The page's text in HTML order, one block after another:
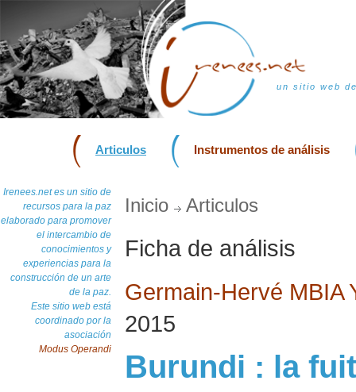
un sitio web
Articulos Instrumentos de análisis
Irenees.net es un sitio de
recursos para la paz
elaborado para promover
el intercambio de
conocimientos y
experiencias para la
construcción de un arte
de la paz.
Este sitio web está
coordinado por la
asociación
Modus Operandi
Inicio Articulos
Ficha de análisis
Germain-Hervé MBIA
2015
Burundi : la